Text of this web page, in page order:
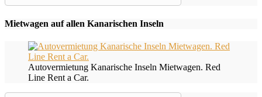
Mietwagen auf allen Kanarischen Inseln
Autovermietung Kanarische Inseln Mietwagen. Red
Line Rent a Car.